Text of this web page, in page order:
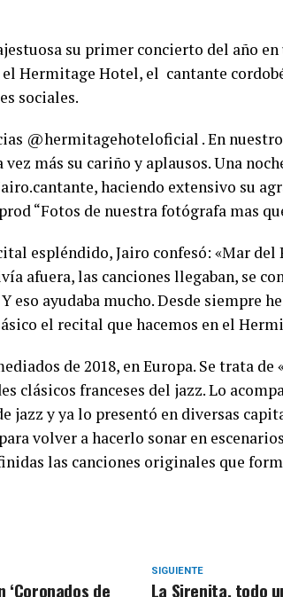
su primer concierto del año en
Hermitage Hotel, el cantante
sociales.
@hermitagehoteloficial . En
más su cariño y aplausos. Una
haciendo extensivo su
“Fotos de nuestra fotógrafa mas
espléndido, Jairo confesó: «Mar
afuera, las canciones llegaban, se
eso ayudaba mucho. Desde siempre
el recital que hacemos en el
de 2018, en Europa. Se trata de
clásicos franceses del jazz. Lo
jazz y ya lo presentó en diversas
volver a hacerlo sonar en
las canciones originales que
SIGUIENTE
La Sirenita, todo
de